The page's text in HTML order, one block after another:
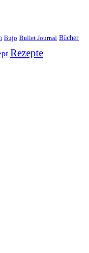
Bujo Bullet Journal Bücher
Rezepte